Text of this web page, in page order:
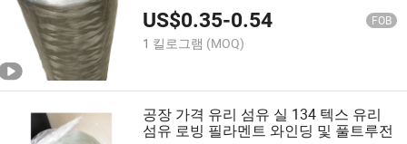
US$0.35-0.54 FOB
1 킬로그램 (MOQ)
공장 가격 유리 섬유 실 134 텍스 유리
섬유 로빙 필라멘트 와인딩 및 풀트루전